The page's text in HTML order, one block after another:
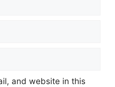
and website in this